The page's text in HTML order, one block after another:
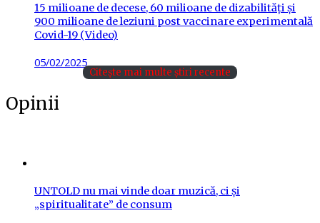
15 milioane de decese, 60 milioane de dizabilități și
900 milioane de leziuni post vaccinare experimentală
Covid-19 (Video)
Posted
05/02/2025
Citește mai multe știri recente
Opinii
UNTOLD nu mai vinde doar muzică, ci și
„spiritualitate” de consum